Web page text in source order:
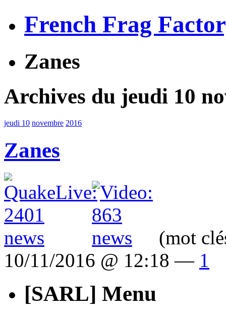
French Frag
Zanes
Archives du jeudi 10
jeudi 10 novembre 2016
Zanes
(mot
10/11/2016 @ 12:18 — 1
[SARL] Menu